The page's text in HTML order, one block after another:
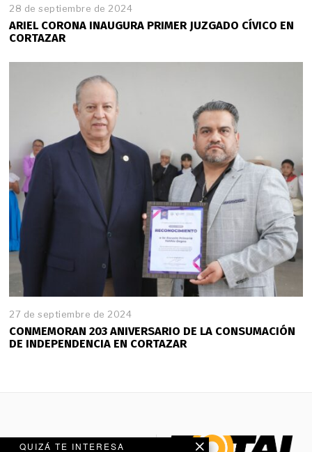
QUIZÁ TE INTERESA
28 de septiembre de 2024
ARIEL CORONA INAUGURA PRIMER JUZGADO CÍVICO EN
CORTAZAR
27 de septiembre de 2024
CONMEMORAN 203 ANIVERSARIO DE LA CONSUMACIÓN
DE INDEPENDENCIA EN CORTAZAR